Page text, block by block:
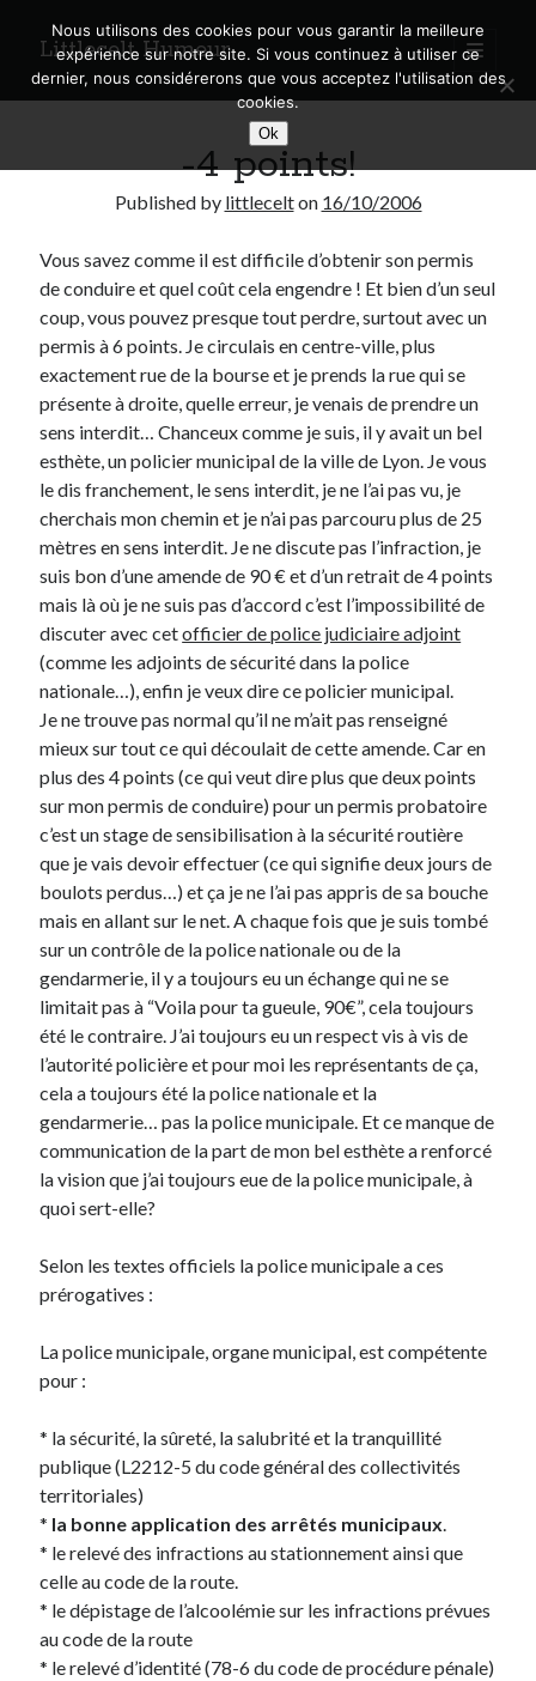
Littlecelt Humeur
open
primary
menu
Sidebar
Derniers articles
Municipales 2026 : Lyon, Métropole et Caluire, mon choix pour l’avenir
Explorez les Chemins Enchantés à Vélo : Aventures Familiales près de
Lyon !
Quel Lyonnais es-tu, Renaud Ducher ?
A quand une véritable place pour le vélo à Caluire dans la Métropole de
Lyon ?
Comment je vis ma vie sur un vélo
Derniers Commentaires
Entretien ménagerdansT’as vu quoi ? #52
JFdansC’était pas mieux avant… à Lyon
littleceltdansComment j’ai opéré ma vélorution toute personnelle
Anthony dansComment j’ai opéré ma vélorution toute personnelle
Renaud DucherdansComment j’ai opéré ma vélorution toute
personnelle
Commentaires récents
Entretien ménager dans
T’as vu quoi ? #52
C’était pas mieux avant… à Lyon
Comment j’ai opéré ma vélorution toute personnelle
Anthony
Comment j’ai opéré ma vélorution toute personnelle
Renaud Ducher
Comment j’ai opéré ma vélorution toute
personnelle
On parle de quoi ?
A Lyon
Bon plan du dimanche
Daddy
Engagé
Green
Humeur
Lyon
Lyon à Livre Ouvert
Mini-monsieur
Non classé
Parole de Follower
Patchwork
Photos
Post inutile
Proust
-4 points!
Published by littlecelton 16/10/2006
Vous savez comme il est difficile d’obtenir son permis
de conduire et quel coût cela engendre ! Et bien d’un seul
coup, vous pouvez presque tout perdre, surtout avec un
permis à 6 points. Je circulais en centre-ville, plus
exactement rue de la bourse et je prends la rue qui se
présente à droite, quelle erreur, je venais de prendre un
sens interdit… Chanceux comme je suis, il y avait un bel
esthète, un policier municipal de la ville de Lyon. Je vous
le dis franchement, le sens interdit, je ne l’ai pas vu, je
cherchais mon chemin et je n’ai pas parcouru plus de 25
mètres en sens interdit. Je ne discute pas l’infraction, je
suis bon d’une amende de 90 € et d’un retrait de 4 points
mais là où je ne suis pas d’accord c’est l’impossibilité de
discuter avec cetofficier de police judiciaire adjoint
(comme les adjoints de sécurité dans la police
nationale…), enfin je veux dire ce policier municipal.
Je ne trouve pas normal qu’il ne m’ait pas renseigné
mieux sur tout ce qui découlait de cette amende. Car en
plus des 4 points (ce qui veut dire plus que deux points
sur mon permis de conduire) pour un permis probatoire
c’est un stage de sensibilisation à la sécurité routière
que je vais devoir effectuer (ce qui signifie deux jours de
boulots perdus…) et ça je ne l’ai pas appris de sa bouche
mais en allant sur le net. A chaque fois que je suis tombé
sur un contrôle de la police nationale ou de la
gendarmerie, il y a toujours eu un échange qui ne se
limitait pas à “Voila pour ta gueule, 90€”, cela toujours
été le contraire. J’ai toujours eu un respect vis à vis de
l’autorité policière et pour moi les représentants de ça,
cela a toujours été la police nationale et la
gendarmerie… pas la police municipale. Et ce manque de
communication de la part de mon bel esthète a renforcé
la vision que j’ai toujours eue de la police municipale, à
quoi sert-elle?
Selon les textes officiels la police municipale a ces
prérogatives :
La police municipale, organe municipal, est compétente
pour :
* la sécurité, la sûreté, la salubrité et la tranquillité
publique (L2212-5 du code général des collectivités
territoriales)
* la bonne application des arrêtés municipaux.
* le relevé des infractions au stationnement ainsi que
celle au code de la route.
* le dépistage de l’alcoolémie sur les infractions prévues
au code de la route
* le relevé d’identité (78-6 du code de procédure pénale)
Nous utilisons des cookies pour vous garantir la meilleure
expérience sur notre site. Si vous continuez à utiliser ce
dernier, nous considérerons que vous acceptez l'utilisation des
cookies.
Ok